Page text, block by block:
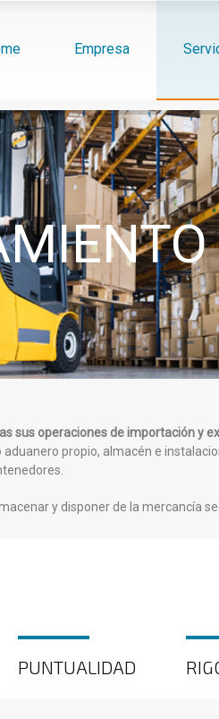
Empresa
sus operaciones de importación y
propio, almacén e
y disponer de la mercancía
PUNTUALIDAD